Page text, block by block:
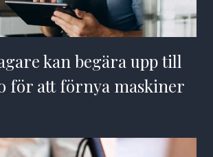
kan begära upp till
för att förnya maskiner